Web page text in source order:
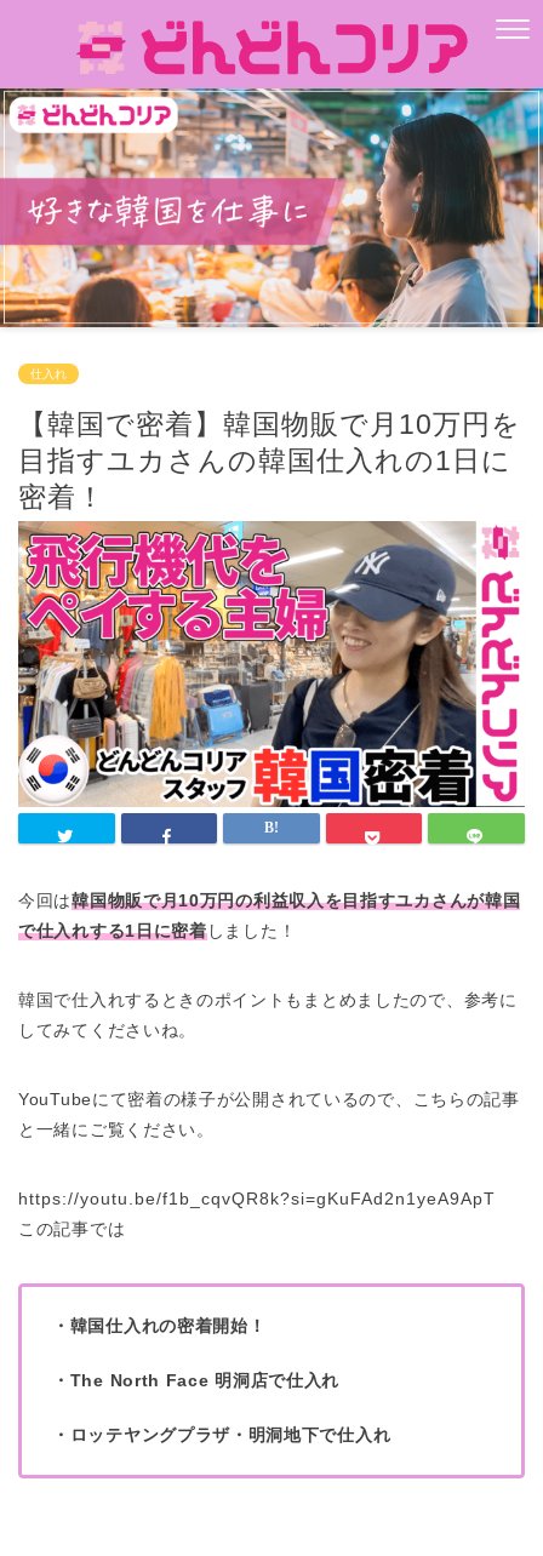
仕入れ
【韓国で密着】韓国物販で月10万円を
目指すユカさんの韓国仕入れの1日に
密着！
今回は韓国物販で月10万円の利益収入を目指すユカさんが韓国
で仕入れする1日に密着しました！
韓国で仕入れするときのポイントもまとめましたので、参考に
してみてくださいね。
YouTubeにて密着の様子が公開されているので、こちらの記事
と一緒にご覧ください。
https://youtu.be/f1b_cqvQR8k?si=gKuFAd2n1yeA9ApT
この記事では
・韓国仕入れの密着開始！
・The North Face 明洞店で仕入れ
・ロッテヤングプラザ・明洞地下で仕入れ